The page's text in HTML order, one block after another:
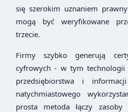
się szerokim uznaniem
mogą być weryfikowane
trzecie.
Firmy szybko generują
cyfrowych - w tym technologii
przedsiębiorstwa i
natychmiastowego
prosta metoda łączy